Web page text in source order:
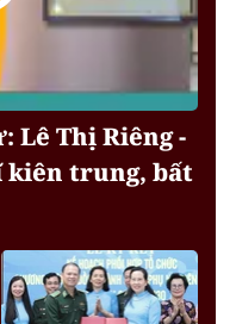
Lê Thị Riêng -
kiên trung, bất